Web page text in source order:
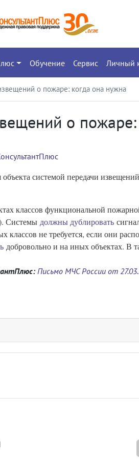
Обучение Сервис Личный
о пожаре: когда она нужна
о
системой передачи
классов функциональной
Системы должны дублировать
классов не требуется, если они
добровольно и на иных объектах. В
Письмо МЧС России от